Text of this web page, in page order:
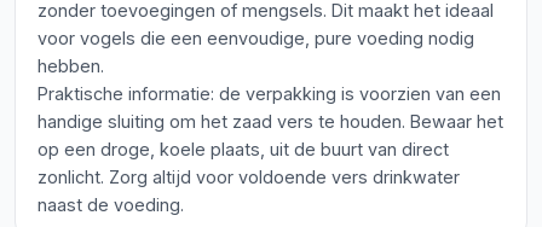
zonder toevoegingen of mengsels. Dit maakt het ideaal
voor vogels die een eenvoudige, pure voeding nodig
hebben.
Praktische informatie: de verpakking is voorzien van een
handige sluiting om het zaad vers te houden. Bewaar het
op een droge, koele plaats, uit de buurt van direct
zonlicht. Zorg altijd voor voldoende vers drinkwater
naast de voeding.